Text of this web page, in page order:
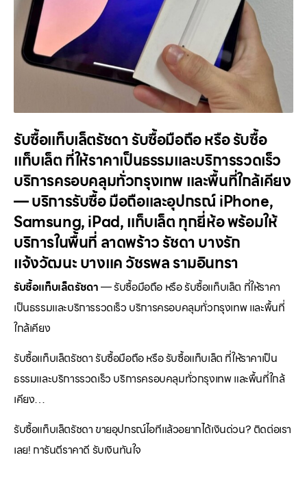
รับซื้อแท็บเล็ตรัชดา รับซื้อมือถือ หรือ รับซื้อ
แท็บเล็ต ที่ให้ราคาเป็นธรรมและบริการรวดเร็ว
บริการครอบคลุมทั่วกรุงเทพ และพื้นที่ใกล้เคียง
— บริการรับซื้อ มือถือและอุปกรณ์ iPhone,
Samsung, iPad, แท็บเล็ต ทุกยี่ห้อ พร้อมให้
บริการในพื้นที่ ลาดพร้าว รัชดา บางรัก
แจ้งวัฒนะ บางแค วัชรพล รามอินทรา
รับซื้อแท็บเล็ตรัชดา— รับซื้อมือถือ หรือ รับซื้อแท็บเล็ต ที่ให้ราคา
เป็นธรรมและบริการรวดเร็ว บริการครอบคลุมทั่วกรุงเทพ และพื้นที่
ใกล้เคียง
รับซื้อแท็บเล็ตรัชดา รับซื้อมือถือ หรือ รับซื้อแท็บเล็ต ที่ให้ราคาเป็น
ธรรมและบริการรวดเร็ว บริการครอบคลุมทั่วกรุงเทพ และพื้นที่ใกล้
เคียง…
รับซื้อแท็บเล็ตรัชดา ขายอุปกรณ์ไอทีแล้วอยากได้เงินด่วน? ติดต่อเรา
เลย! การันตีราคาดี รับเงินทันใจ